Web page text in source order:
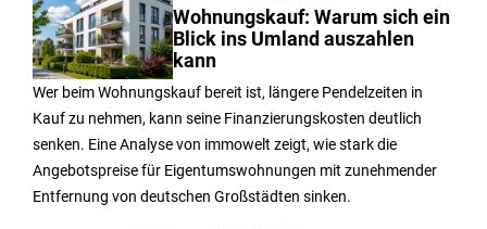
Wohnungskauf: Warum sich ein
Blick ins Umland auszahlen
kann
Wer beim Wohnungskauf bereit ist, längere Pendelzeiten in
Kauf zu nehmen, kann seine Finanzierungskosten deutlich
senken. Eine Analyse von immowelt zeigt, wie stark die
Angebotspreise für Eigentumswohnungen mit zunehmender
Entfernung von deutschen Großstädten sinken.